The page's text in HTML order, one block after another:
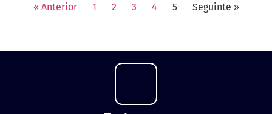
« Anterior 1 2 3 4 5 Seguinte »